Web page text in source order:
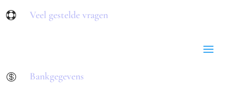
 Veel gestelde vragen
 Bankgegevens